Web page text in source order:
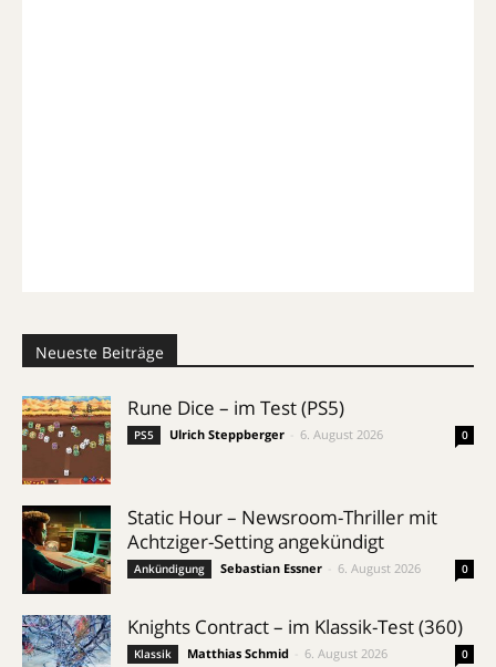
Neueste Beiträge
Rune Dice – im Test (PS5)
PS5 Ulrich Steppberger 6. August 2026 0
Static Hour – Newsroom-Thriller mit
Achtziger-Setting angekündigt
Ankündigung Sebastian Essner 6. August 2026 0
Knights Contract – im Klassik-Test (360)
Klassik Matthias Schmid 6. August 2026 0